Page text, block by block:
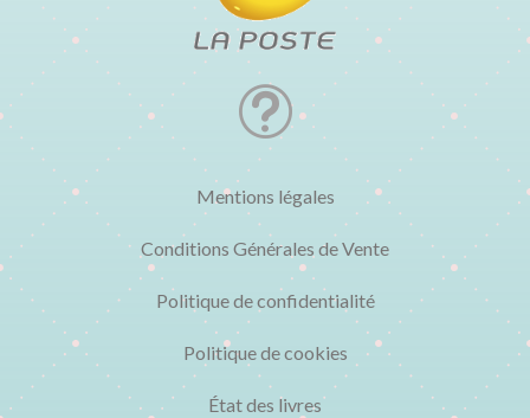
t
Mentions légales
Conditions Générales de Vente
Politique de confidentialité
Politique de cookies
État des livres